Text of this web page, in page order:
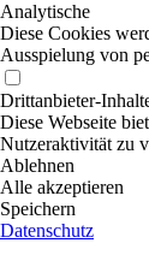
Analytische
Diese Cookies
Ausspielung von
Drittanbieter-
Diese Webseite
Nutzeraktivität zu
Ablehnen
Alle akzeptieren
Speichern
Datenschutz